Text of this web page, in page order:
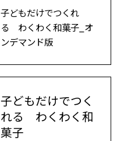
子どもだけでつくれ
る わくわく和菓子_オ
ンデマンド版
子どもだけでつく
れる わくわく和
菓子